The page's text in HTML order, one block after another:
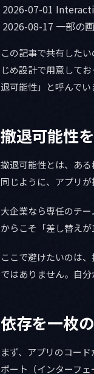
2026-07-01
2026-08-17 一部の
この記事で共有した
じめ設計で用意して
退可能性」と呼んでい
撤退可能性
撤退可能性とは、あ
同じように、アプリ
大企業なら専任のチ
からこそ「差し替え
ここで避けたいのは
ではありません。自
依存を一枚
まず、アプリのコー
ポート（インターフ